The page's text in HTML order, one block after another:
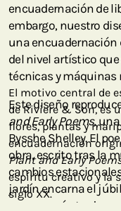
encuadernación de
embargo, nuestro
una encuadernación
del nivel artístico
técnicas y máquinas
Este diseño
and Early Poems,una
Bysshe Shelley. El
obra, escrito tras la
cambios
jardín encarna el
verano; más tarde
El motivo central de
de Riviere & Son, es
flores, plantas y
encuadernación
Plant and Early
espíritu creativo y la
siglo XX.